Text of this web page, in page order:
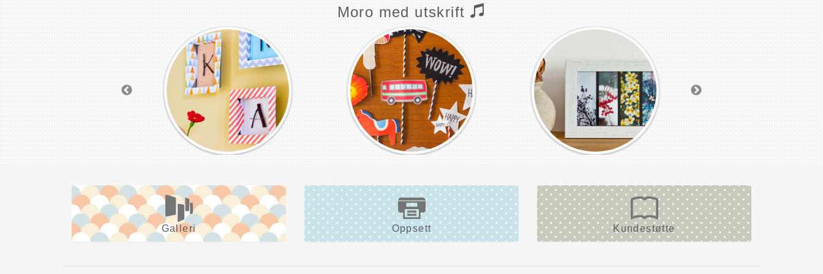
Moro med utskrift
Galleri Oppsett Kundestøtte